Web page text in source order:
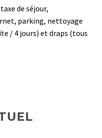
de séjour,
parking, nettoyage
/ 4 jours) et draps (tous